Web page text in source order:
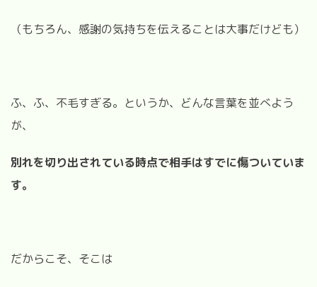
（もちろん、感謝の気持ちを伝えることは大事だけども）
ふ、ふ、不毛すぎる。というか、どんな言葉を並べよう
が、
別れを切り出されている時点で相手はすでに傷ついていま
す。
だからこそ、そこは